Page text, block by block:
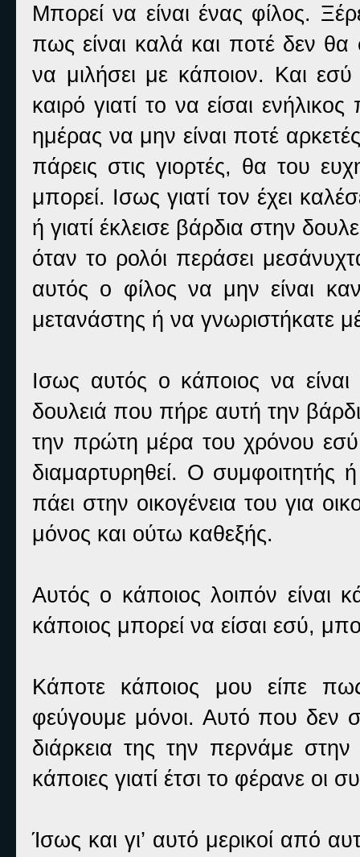
Μπορεί να είναι ένας φίλος.
πως είναι καλά και ποτέ δεν θα
να μιλήσει με κάποιον. Και εσύ
καιρό γιατί το να είσαι
ημέρας να μην είναι ποτέ
πάρεις στις γιορτές, θα του
μπορεί. Ισως γιατί τον έχει
ή γιατί έκλεισε βάρδια στην
όταν το ρολόι περάσει
αυτός ο φίλος να μην είναι
μετανάστης ή να γνωριστήκατε
Ισως αυτός ο κάποιος να
δουλειά που πήρε αυτή την
την πρώτη μέρα του χρόνου
διαμαρτυρηθεί. Ο
πάει στην οικογένεια του για
μόνος και ούτω καθεξής.
Αυτός ο κάποιος λοιπόν είναι
κάποιος μπορεί να είσαι εσύ,
Κάποτε κάποιος μου είπε
φεύγουμε μόνοι. Αυτό που δεν
διάρκεια της την περνάμε
κάποιες γιατί έτσι το φέρανε οι
Ίσως και γι’ αυτό μερικοί από